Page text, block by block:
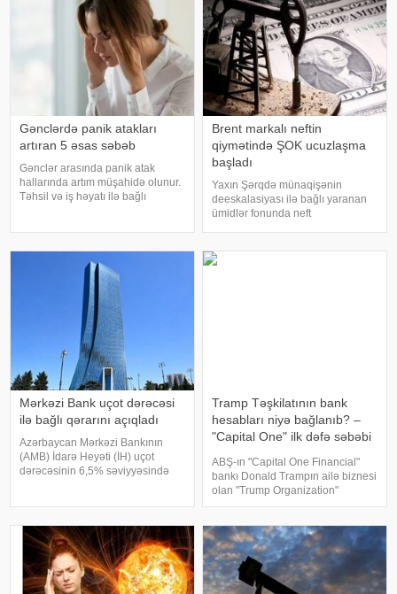
Gənclərdə panik atakları
artıran 5 əsas səbəb
Gənclər arasında panik atak
hallarında artım müşahidə olunur.
Təhsil və iş həyatı ilə bağlı
stress bu problemin əsas
Brent markalı neftin
qiymətində ŞOK ucuzlaşma
başladı
Yaxın Şərqdə münaqişənin
deeskalasiyası ilə bağlı yaranan
ümidlər fonunda neft
avqustun 4-ü səhər ticarətində
Mərkəzi Bank uçot dərəcəsi
ilə bağlı qərarını açıqladı
Azərbaycan Mərkəzi Bankının
(AMB) İdarə Heyəti (İH) uçot
dərəcəsinin 6,5% səviyyəsində
görə, faiz dəhlizinin aşağı həddi
5,5%, yuxar
Tramp Təşkilatının bank
hesabları niyə bağlanıb? –
"Capital One" ilk dəfə səbəbi
ABŞ-ın "Capital One Financial"
bankı Donald Trampın ailə biznesi
olan "Trump Organization"
tərəfindən qaldırılan iddiaya
hesablarının siyasi səbəblərlə
deyil, çirkli pulları